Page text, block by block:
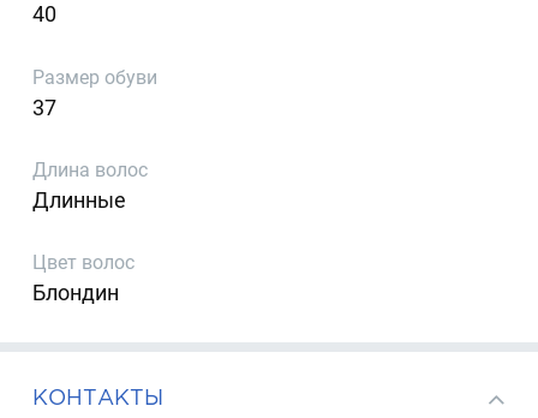
40
Размер обуви
37
Длина волос
Длинные
Цвет волос
Блондин
КОНТАКТЫ